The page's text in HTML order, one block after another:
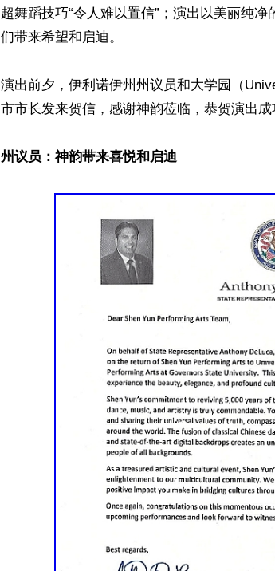
超舞蹈技巧“令人难以置信”；演出以美丽纯净
们带来希望和启迪。
演出前夕，伊利诺伊州州议员和大学园（
市市长发来贺信，感谢神韵莅临，恭贺演出成
州议员：神韵带来喜悦和启迪